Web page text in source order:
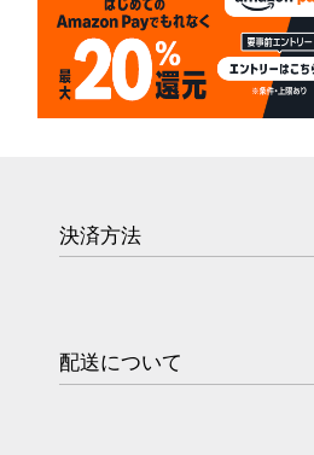
決済方法
配送について